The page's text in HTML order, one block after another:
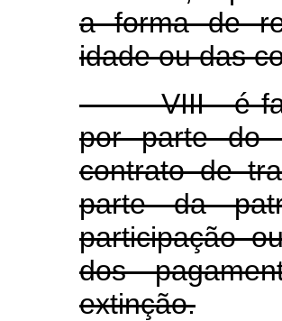
a forma de
idade ou das
VIII - é
por parte do
contrato de
parte da
participação
dos
extinção.